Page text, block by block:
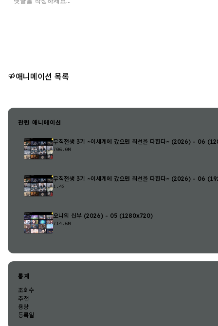
애니메이션 목록
관련 애니메이션
무직전생 3기 ~이세계에 갔으면 최선을 다한다~ (2026) - 06
706.0M
무직전생 3기 ~이세계에 갔으면 최선을 다한다~ (2026) - 06
1.4G
오니의 신부 (2026) - 05 (1280x720)
714.6M
통계
조회수
추천
용량
등록일